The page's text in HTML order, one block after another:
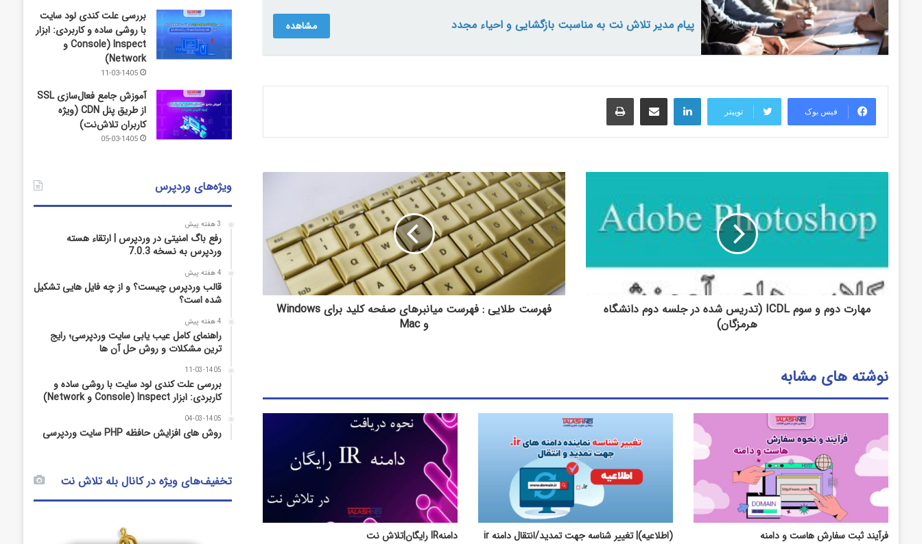
پیام مدیر تلاش نت به مناسبت بازگشایی و احیاء مجدد مشاهده
فیس بوک توییتر
لینکدیناشتراک گذاری از طریق ایمیل چاپ
مهارت دوم و سوم ICDL (تدریس شده در جلسه دوم دانشگاه
هرمزگان)
فهرست طلایی : فهرست میانبرهای صفحه کلید برای Windows
و Mac
نوشته های مشابه
فرآیند ثبت سفارش هاست و دامنه (اطلاعیه)| تغییر شناسه جهت تمدید/انتقال دامنه ir دامنهIR رایگان|تلاش نت
بررسی علت کندی لود سایت
با روشی ساده و کاربردی: ابزار
Inspect (Console و
Network)
11-03-1405
آموزش جامع فعال‌سازی SSL
از طریق پنل CDN (ویژه
کاربران تلاش‌نت)
05-03-1405
ویژه‌های وردپرس
3 هفته پیش
رفع باگ امنیتی در وردپرس | ارتقاء هسته
وردپرس به نسخه 7.0.3
4 هفته پیش
قالب وردپرس چیست؟ و از چه فایل­ هایی تشکیل
شده است؟
4 هفته پیش
راهنمای کامل عیب‌ یابی سایت وردپرسی؛ رایج‌
ترین مشکلات و روش حل آن‌ ها
11-03-1405
بررسی علت کندی لود سایت با روشی ساده و
کاربردی: ابزار Inspect (Console و Network)
04-03-1405
روش‌ های افزایش حافظه PHP سایت وردپرسی
تخفیف‌های ویژه در کانال بله تلاش نت